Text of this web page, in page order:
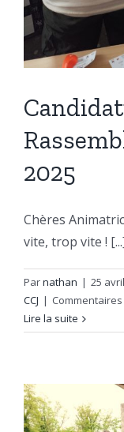
2025
Chères
vite, trop vite !
Parnathan | 25
CCJ |
Lire la suite